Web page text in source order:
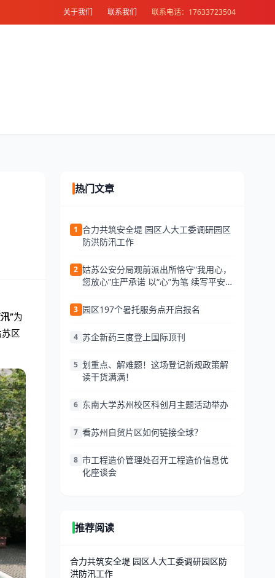
关于我们 联系我们 联系电话：17633723504
”为
区
热门文章
1 合力共筑安全堤 园区人大工委调研园区
防洪防汛工作
2 姑苏公安分局观前派出所恪守“我用心，
您放心”庄严承诺 以“心”为笔 续写平安新
06-25 13:34 访问量:
3 园区197个暑托服务点开启报名
4 苏企新药三度登上国际顶刊
5 划重点、解难题！这场登记新规政策解
读干货满满！
6 东南大学苏州校区科创月主题活动举办
7 看苏州自贸片区如何链接全球？
8 市工程造价管理处召开工程造价信息优
化座谈会
推荐阅读
合力共筑安全堤 园区人大工委调研园区防
洪防汛工作